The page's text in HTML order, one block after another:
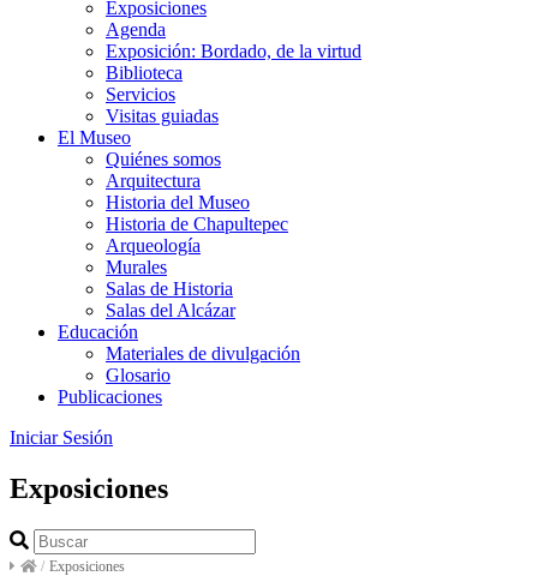
Exposiciones
Agenda
Exposición: Bordado, de la virtud
Biblioteca
Servicios
Visitas guiadas
El Museo
Quiénes somos
Arquitectura
Historia del Museo
Historia de Chapultepec
Arqueología
Murales
Salas de Historia
Salas del Alcázar
Educación
Materiales de divulgación
Glosario
Publicaciones
Iniciar Sesión
Exposiciones
/ Exposiciones